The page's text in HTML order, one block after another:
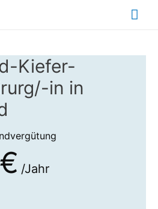
Kiefer-
in in
/Jahr